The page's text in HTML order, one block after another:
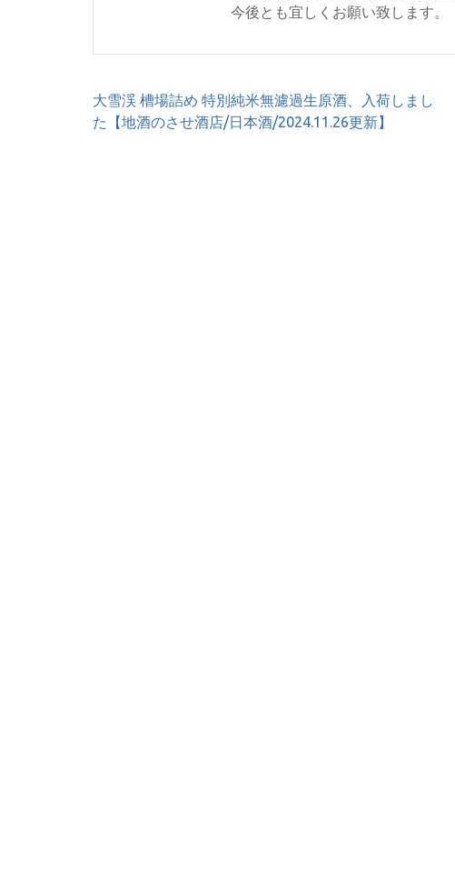
今後とも宜しくお願い致します。
投
稿
大雪渓 槽場詰め 特別純米無濾過生原酒、入荷しまし
た【地酒のさせ酒店/日本酒/2024.11.26更新】